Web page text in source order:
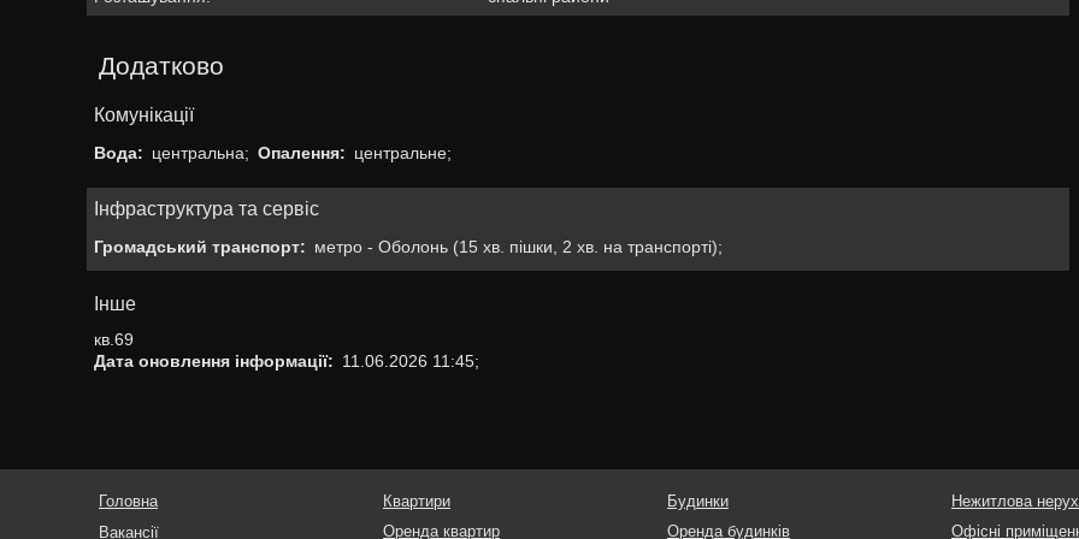
Додатково
Комунікації
Вода: центральна; Опалення: центральне;
Інфраструктура та сервіс
Громадський транспорт: метро - Оболонь (15 хв. пішки, 2 хв. на транспорті);
Інше
кв.69
Дата оновлення інформації: 11.06.2026 11:45;
Головна
Вакансії
Квартири
Оренда квартир
Будинки
Оренда будинків
Нежитлова
Офісні